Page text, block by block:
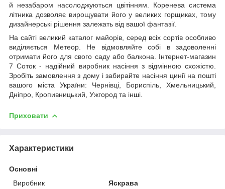
й незабаром насолоджуються цвітінням. Коренева система
літника дозволяє вирощувати його у великих горщиках, тому
дизайнерські рішення залежать від вашої фантазії.
На сайті великий каталог майорів, серед всіх сортів особливо
виділяється Метеор. Не відмовляйте собі в задоволенні
отримати його для свого саду або балкона. Інтернет-магазин
7 Соток - надійний виробник насіння з відмінною схожістю.
Зробіть замовлення з дому і забирайте насіння цинії на пошті
вашого міста України: Чернівці, Бориспіль, Хмельницький,
Дніпро, Кропивницький, Ужгород та інші.
Приховати
Характеристики
Основні
Виробник
Яскрава